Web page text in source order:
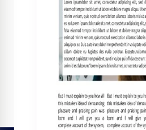
Vistos recentemente